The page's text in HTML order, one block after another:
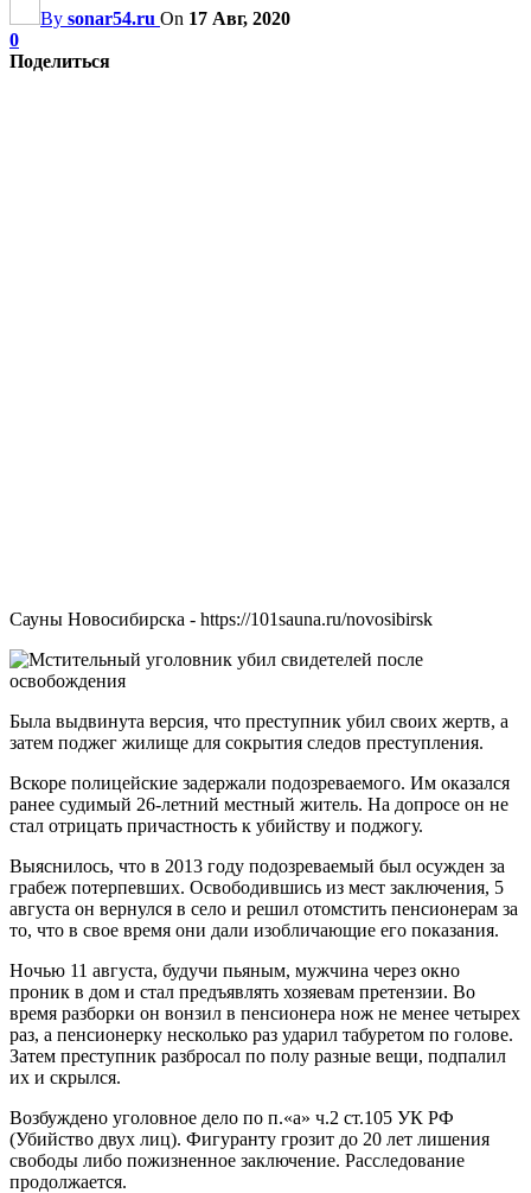
By sonar54.ru On 17 Авг, 2020
0
Поделиться
Сауны Новосибирска - https://101sauna.ru/novosibirsk
Была выдвинута версия, что преступник убил своих жертв, а
затем поджег жилище для сокрытия следов преступления.
Вскоре полицейские задержали подозреваемого. Им оказался
ранее судимый 26-летний местный житель. На допросе он не
стал отрицать причастность к убийству и поджогу.
Выяснилось, что в 2013 году подозреваемый был осужден за
грабеж потерпевших. Освободившись из мест заключения, 5
августа он вернулся в село и решил отомстить пенсионерам за
то, что в свое время они дали изобличающие его показания.
Ночью 11 августа, будучи пьяным, мужчина через окно
проник в дом и стал предъявлять хозяевам претензии. Во
время разборки он вонзил в пенсионера нож не менее четырех
раз, а пенсионерку несколько раз ударил табуретом по голове.
Затем преступник разбросал по полу разные вещи, подпалил
их и скрылся.
Возбуждено уголовное дело по п.«а» ч.2 ст.105 УК РФ
(Убийство двух лиц). Фигуранту грозит до 20 лет лишения
свободы либо пожизненное заключение. Расследование
продолжается.